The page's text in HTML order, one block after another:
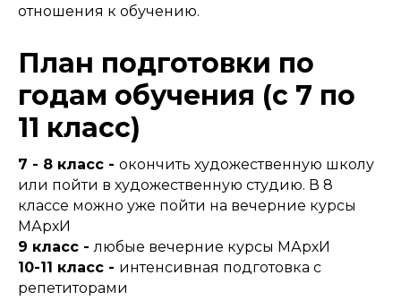
отношения к обучению.
План подготовки по
годам обучения (с 7 по
11 класс)​
7 - 8 класс - окончить художественную школу
или пойти в художественную студию. В 8
классе можно уже пойти на вечерние курсы
МАрхИ
9 класс -любые вечерние курсы МАрхИ
10-11 класс - интенсивная подготовка с
репетиторами